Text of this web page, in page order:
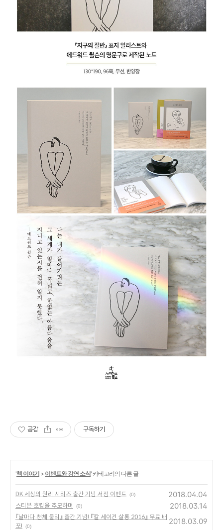
공감 구독하기
'책 이야기 > 이벤트와 강연 소식' 카테고리의 다른 글
DK 세상의 원리 시리즈 출간 기념 서점 이벤트 (0) 2018.04.04
스티븐 호킹을 추모하며 (0) 2018.03.14
『날마다 천체 물리』 출간 기념! 『칼 세이건 살롱 2016』 무료 배
포!
(0)
2018.03.09